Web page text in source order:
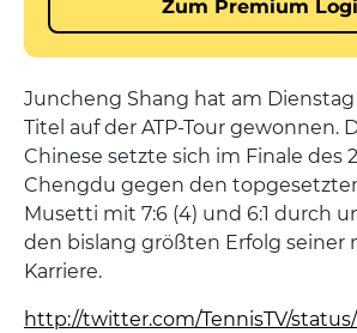
Juncheng Shang hat am
Titel auf der ATP-Tour gewonnen.
Chinese setzte sich im Finale des
Chengdu gegen den
Musetti mit 7:6 (4) und 6:1 durch
den bislang größten Erfolg seiner
Karriere.
http://twitter.com/TennisTV/status/